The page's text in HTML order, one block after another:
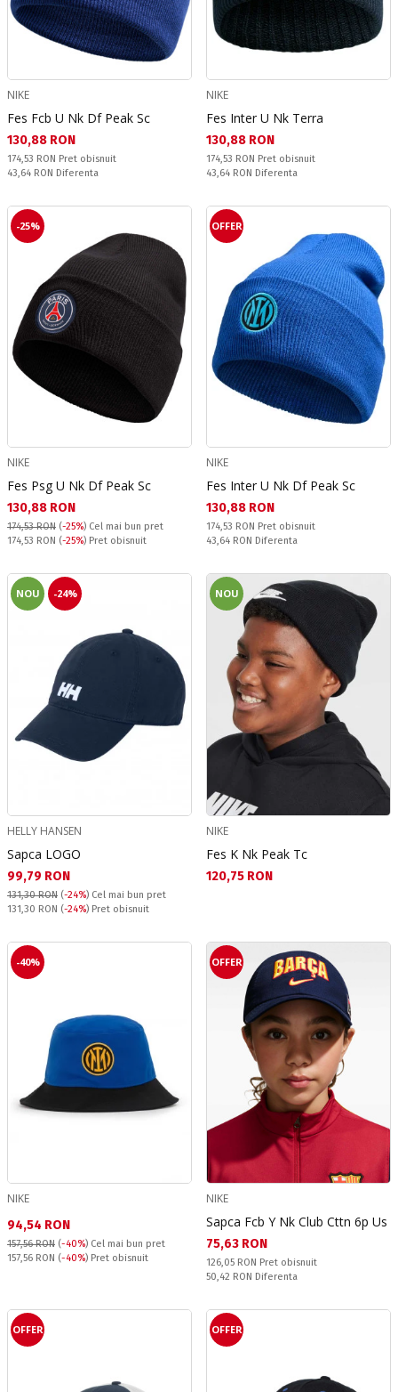
NIKE
Fes Fcb U Nk Df Peak Sc
Текуща цена:
130,88 RON
Pret obisnuit:
174,53 RON Pret obisnuit
Спестявате:
43,64 RON Diferenta
NIKE
Fes Inter U Nk Terra
Текуща цена:
130,88 RON
Pret obisnuit:
174,53 RON Pret obisnuit
Спестявате:
43,64 RON Diferenta
-25%
NIKE
Fes Psg U Nk Df Peak Sc
Текуща цена:
130,88 RON
174,53 RON (-25%) Cel mai bun pret
Pret obisnuit:
174,53 RON (-25%) Pret obisnuit
OFFER
NIKE
Fes Inter U Nk Df Peak Sc
Текуща цена:
130,88 RON
Pret obisnuit:
174,53 RON Pret obisnuit
Спестявате:
43,64 RON Diferenta
NOU -24%
HELLY HANSEN
Sapca LOGO
Текуща цена:
99,79 RON
131,30 RON (-24%) Cel mai bun pret
Pret obisnuit:
131,30 RON (-24%) Pret obisnuit
NOU
NIKE
Fes K Nk Peak Tc
Текуща цена:
120,75 RON
-40%
NIKE
Текуща цена:
94,54 RON
157,56 RON (-40%) Cel mai bun pret
Pret obisnuit:
157,56 RON (-40%) Pret obisnuit
OFFER
NIKE
Sapca Fcb Y Nk Club Cttn 6p Us
Текуща цена:
75,63 RON
Pret obisnuit:
126,05 RON Pret obisnuit
Спестявате:
50,42 RON Diferenta
OFFER OFFER